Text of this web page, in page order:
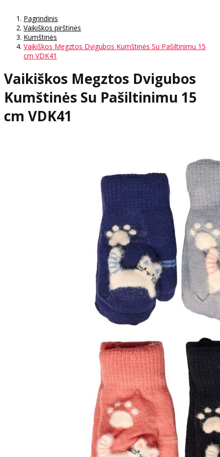
Pagrindinis
Vaikiškos pirštinės
Kumštinės
Vaikiškos Megztos Dvigubos Kumštinės Su Pašiltinimu 15
cm VDK41
Vaikiškos Megztos Dvigubos
Kumštinės Su Pašiltinimu 15
cm VDK41